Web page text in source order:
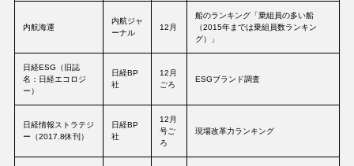
内航海運
内航ジャ
ーナル
12月
船のランキング「乗組員の多い船
（2015年までは乗組員数ランキン
グ）」
日経ESG（旧誌
名：日経エコロジ
ー）
日経BP
社
12月
ごろ
ESGブランド調査
日経情報ストラテジ
ー（2017.8休刊）
日経BP
社
12月
号ご
ろ
現場改革力ランキング